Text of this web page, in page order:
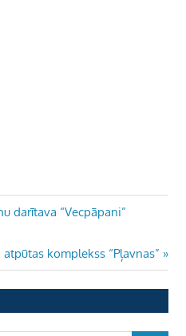
darītava “Vecpāpani”
komplekss “Pļavnas”